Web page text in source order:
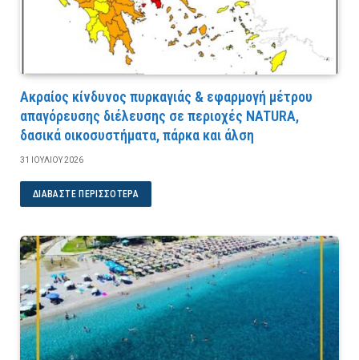
Ακραίος κίνδυνος πυρκαγιάς & εφαρμογή μέτρου
απαγόρευσης διέλευσης σε περιοχές NATURA,
δασικά οικοσυστήματα, πάρκα και άλση
31 ΙΟΥΛΊΟΥ 2026
ΔΙΑΒΆΣΤΕ ΠΕΡΙΣΣΌΤΕΡΑ